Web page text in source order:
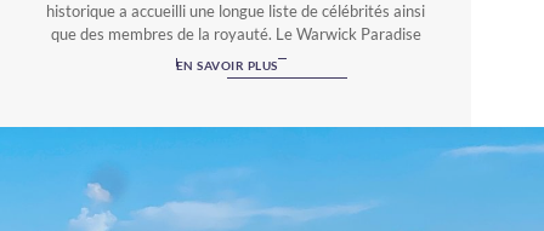
historique a accueilli une longue liste de célébrités ainsi
que des membres de la royauté. Le Warwick Paradise
Island Bahamas offre l’ambiance d’une escapade privée à
tous ceux qui recherchent un complexe hôtelier moderne
âgés de 16 ans et plus, leur offrant une expérience de
attractions touristiques des Bahamas. Si vous recherchez
une oasis de luxe pour vous reposer et vous ressourcer,
Paradise Island ne vous décevra pas. Que vous souhaitiez
EN SAVOIR PLUS